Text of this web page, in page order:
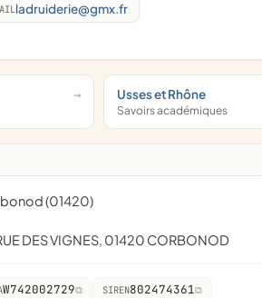
ladruiderie@gmx.fr
Usses et Rhône
Savoirs académiques
(01420)
DES VIGNES, 01420 CORBONOD
W742002729 SIREN802474361